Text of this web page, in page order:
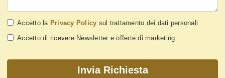
Accetto la Privacy Policy sul trattamento dei dati personali
Accetto di ricevere Newsletter e offerte di marketing